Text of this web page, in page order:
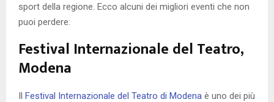
sport della regione. Ecco alcuni dei migliori eventi che non
puoi perdere:
Festival Internazionale del Teatro,
Modena
Il Festival Internazionale del Teatro di Modena è uno dei più